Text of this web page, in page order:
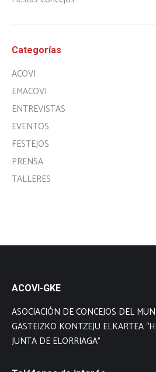
Categorías
ACOVI
EMACOVI
ENTREVISTAS
EVENTOS
FESTEJOS
PRENSA
TALLERES
ACOVI-GKE
ASOCIACIÓN DE CONCEJOS DEL
GASTEIZKO KONTZEJU ELKARTEA
JUNTA DE ELORRIAGA”